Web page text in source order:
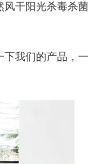
干阳光杀毒杀
我们的产品，